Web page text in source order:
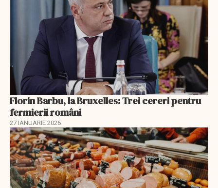
Florin Barbu, la Bruxelles: Trei cereri pentru
fermierii români
27 IANUARIE 2026